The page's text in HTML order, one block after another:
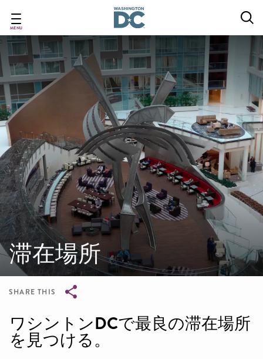
main
content
MENU
滞在場所
SHARE THIS
ワシントンDCで最良の滞在場所
を見つける。